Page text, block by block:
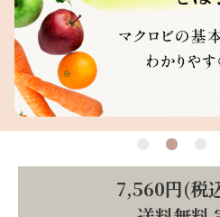
7,560円(税